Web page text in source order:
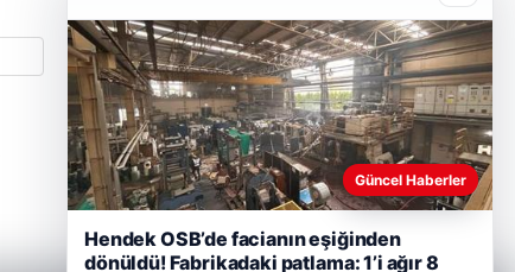
Güncel Haberler
Hendek OSB’de facianın eşiğinden
dönüldü! Fabrikadaki patlama: 1’i ağır 8